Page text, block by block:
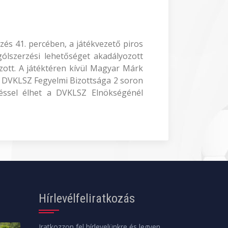
41. percében, a játékvezető piros
lehetőséget akadályozott
A játéktéren kívül Magyar Márk
Fegyelmi Bizottsága 2 soron
élhet a DVKLSZ Elnökségénél
Hírlevélfeliratkozás